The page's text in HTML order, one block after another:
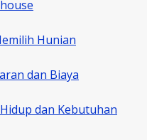
Hunian
dan Biaya
dan Kebutuhan